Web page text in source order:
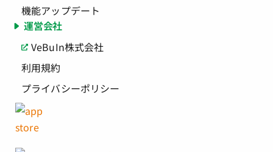
機能アップデート
運営会社
VeBuIn株式会社
利用規約
プライバシーポリシー